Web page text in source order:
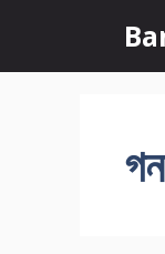
content